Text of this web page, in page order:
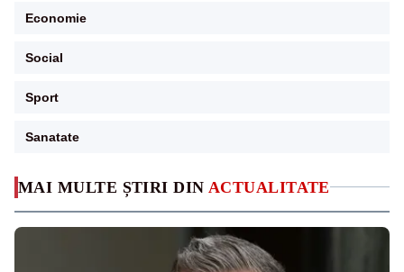
MAI MULTE ȘTIRI DIN ACTUALITATE
Economie
Social
Sport
Sanatate